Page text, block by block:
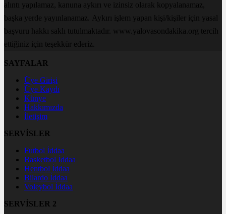
alıntı yapılamaz, kanuna aykırı ve izinsiz olarak kopyalanamaz,
başka yerde yayınlanamaz. Aykırı işlem yapan kişi/kişiler için yasal
başvuru hakkı saklı tutulmaktadır. www.yalovasondakika.org tercih
ettiğiniz için teşekkür ederiz.
SAYFALAR
Üye Girişi
Üye Kaydı
Künye
Hakkımızda
İletişim
SERVİSLER
Futbol İddaa
Basketbol İddaa
Hentbol İddaa
Bilardo İddaa
Voleybol İddaa
SERVİSLER 2